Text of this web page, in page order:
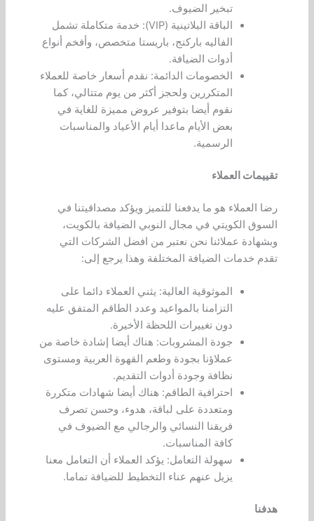
تبخير الضيوف.
الباقة البلاتينية (VIP): خدمة متكاملة تشمل
الفاليه باركنج، باريستا متخصص، وأفخم أنواع
أدوات الضيافة.
الخصومات الدائمة: نقدم أسعار خاصة للعملاء
المتكررين ولحجز أكثر من يوم متتالي، كما
نقوم أيضا بتوفير عروض مميزة للغاية في
بعض الأيام ماعدا أيام الأعياد والمناسبات
الرسمية.
تقييمات العملاء
رضا العملاء هو ما يدفعنا للتميز ويؤكد مصداقيتنا في
السوق الكويتي في مجال النوبي الضيافة بالكويت،
وبشهادة عملائنا نحن نعتبر من افضل الشركات التي
تقدم خدمات الضيافة المختلفة وهذا يرجع إلى:
الموثوقية العالية: يثني العملاء دائما على
التزامنا بالمواعيد وعدد الطاقم المتفق عليه
دون تغييرات اللحظة الأخيرة.
جودة المشروبات: هناك أيضا إشادة خاصة من
عملاؤنا بجودة وطعم القهوة العربية ومستوى
نظافة وجودة أدوات التقديم.
احترافية الطاقم: هناك أيضا شهادات متكررة
ومتعددة على لباقة، هدوء، وحسن تصرف
فريقنا النسائي والرجالي مع الضيوف في
كافة المناسبات.
سهولة التعامل: يؤكد العملاء أن التعامل معنا
يزيل عنهم عناء التخطيط للضيافة تماما.
هدفنا